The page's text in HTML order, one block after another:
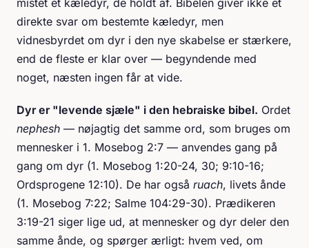
direkte svar om bestemte kæledyr, men
vidnesbyrdet om dyr i den nye skabelse er stærkere,
end de fleste er klar over — begyndende med
noget, næsten ingen får at vide.
Dyr er "levende sjæle" i den hebraiske bibel. Ordet
nephesh — nøjagtig det samme ord, som bruges om
mennesker i 1. Mosebog 2:7 — anvendes gang på
gang om dyr (1. Mosebog 1:20-24, 30; 9:10-16;
Ordsprogene 12:10). De har også ruach, livets ånde
(1. Mosebog 7:22; Salme 104:29-30). Prædikeren
3:19-21 siger lige ud, at mennesker og dyr deler den
samme ånde, og spørger ærligt: hvem ved, om